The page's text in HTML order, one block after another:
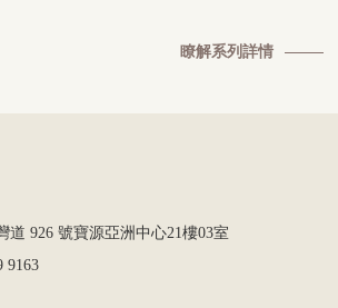
瞭解系列詳情
道 926 號寶源亞洲中心21樓03室
9163